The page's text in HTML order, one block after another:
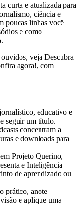
curta e atualizada para
ciência e
poucas linhas você
e como
veja Descubra
agora!, com
educativo e
seguir um título.
concentram a
e downloads para
Projeto Querino,
e Inteligência
de aprendizado ou
prático, anote
e aplique uma